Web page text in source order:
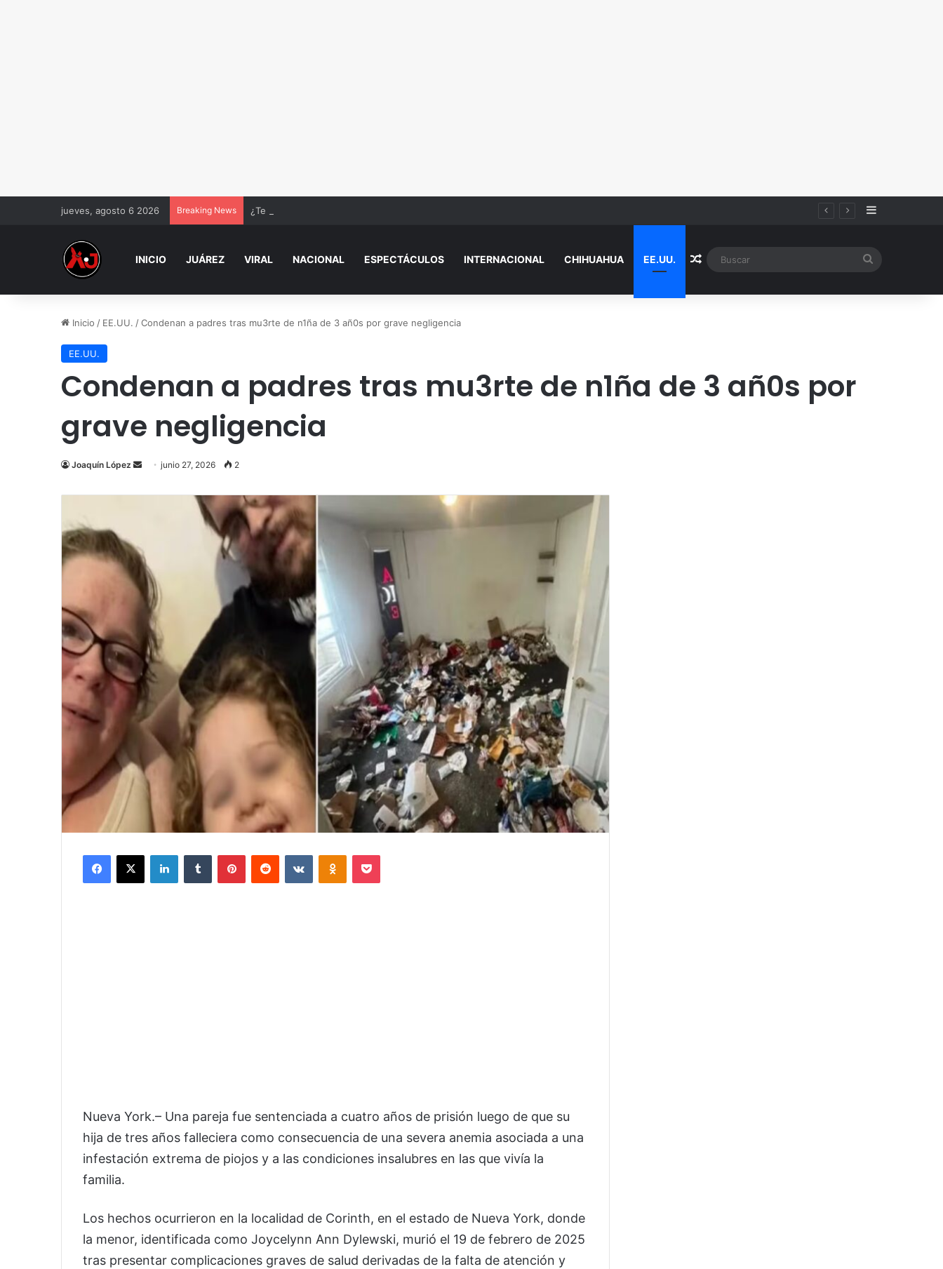
jueves, agosto 6 2026 Breaking News ¿Te depositaron dinero por error? Esto debes hacer antes de tocarlo Sidebar
INICIO JUÁREZ VIRAL NACIONAL ESPECTÁCULOS INTERNACIONAL CHIHUAHUA EE.UU. Random Article
Inicio / EE.UU. /Condenan a padres tras mu3rte de n1ña de 3 añ0s por grave negligencia
EE.UU.
Condenan a padres tras mu3rte de n1ña de 3 añ0s por
grave negligencia
Joaquín López
Send
email
junio 27, 2026 2
Facebook
X LinkedInTumblr PinterestReddit VKontakteOdnoklassniki
Pocket
Nueva York.– Una pareja fue sentenciada a cuatro años de prisión luego de que su
hija de tres años falleciera como consecuencia de una severa anemia asociada a una
infestación extrema de piojos y a las condiciones insalubres en las que vivía la
familia.
Los hechos ocurrieron en la localidad de Corinth, en el estado de Nueva York, donde
la menor, identificada como Joycelynn Ann Dylewski, murió el 19 de febrero de 2025
tras presentar complicaciones graves de salud derivadas de la falta de atención y